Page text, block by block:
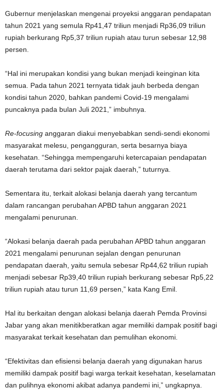
Gubernur menjelaskan mengenai proyeksi anggaran pendapatan
tahun 2021 yang semula Rp41,47 triliun menjadi Rp36,09 triliun
rupiah berkurang Rp5,37 triliun rupiah atau turun sebesar 12,98
persen.
“Hal ini merupakan kondisi yang bukan menjadi keinginan kita
semua. Pada tahun 2021 ternyata tidak jauh berbeda dengan
kondisi tahun 2020, bahkan pandemi Covid-19 mengalami
puncaknya pada bulan Juli 2021,” imbuhnya.
Re-focusing anggaran diakui menyebabkan sendi-sendi ekonomi
masyarakat melesu, pengangguran, serta besarnya biaya
kesehatan. “Sehingga mempengaruhi ketercapaian pendapatan
daerah terutama dari sektor pajak daerah,” tuturnya.
Sementara itu, terkait alokasi belanja daerah yang tercantum
dalam rancangan perubahan APBD tahun anggaran 2021
mengalami penurunan.
“Alokasi belanja daerah pada perubahan APBD tahun anggaran
2021 mengalami penurunan sejalan dengan penurunan
pendapatan daerah, yaitu semula sebesar Rp44,62 triliun rupiah
menjadi sebesar Rp39,40 triliun rupiah berkurang sebesar Rp5,22
triliun rupiah atau turun 11,69 persen,” kata Kang Emil.
Hal itu berkaitan dengan alokasi belanja daerah Pemda Provinsi
Jabar yang akan menitikberatkan agar memiliki dampak positif bagi
masyarakat terkait kesehatan dan pemulihan ekonomi.
“Efektivitas dan efisiensi belanja daerah yang digunakan harus
memiliki dampak positif bagi warga terkait kesehatan, keselamatan
dan pulihnya ekonomi akibat adanya pandemi ini,” ungkapnya.